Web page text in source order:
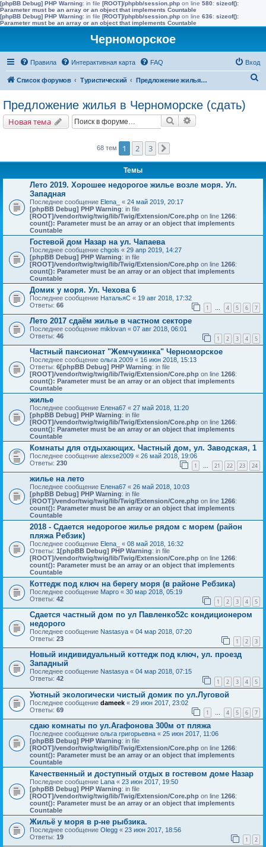
[phpBB Debug] PHP Warning: in file [ROOT]/phpbb/session.php on line 580: sizeof():
Parameter must be an array or an object that implements Countable
[phpBB Debug] PHP Warning: in file [ROOT]/phpbb/session.php on line 636: sizeof():
Parameter must be an array or an object that implements Countable
Черноморское
Правила Интерактивная карта FAQ Вход
Список форумов Туристический Предложение жилья в Черноморске (сдать)
Предложение жилья в Черноморске (сдать)
Новая тема Поиск
68 тем 1 2 3
Темы
Лето 2019. Хорошее недорогое жилье возле моря. Ул.
Западная
Последнее сообщение Elena_ « 24 май 2019, 20:17
[phpBB Debug] PHP Warning: in file
[ROOT]/vendor/twig/twig/lib/Twig/Extension/Core.php on line 1266:
count(): Parameter must be an array or an object that implements
Countable
Гостевой дом Назар на ул. Чапаева
Последнее сообщение chgols « 29 апр 2019, 14:27
[phpBB Debug] PHP Warning: in file
[ROOT]/vendor/twig/twig/lib/Twig/Extension/Core.php on line 1266:
count(): Parameter must be an array or an object that implements
Countable
Домик у моря. Ул. Чехова 6
Последнее сообщение НатальяС « 19 авг 2018, 17:32
Ответы: 66 1 … 4 5 6 7
Лето 2017 сдаём жилье в частном секторе
Последнее сообщение miklovan « 07 авг 2018, 06:01
Ответы: 46 1 2 3 4 5
Частный пансионат "Жемчужинка" Черноморское
Последнее сообщение ольга 2009 « 16 июн 2018, 15:13
Ответы: 6[phpBB Debug] PHP Warning: in file
[ROOT]/vendor/twig/twig/lib/Twig/Extension/Core.php on line 1266:
count(): Parameter must be an array or an object that implements
Countable
жилье
Последнее сообщение Елена67 « 27 май 2018, 11:20
[phpBB Debug] PHP Warning: in file
[ROOT]/vendor/twig/twig/lib/Twig/Extension/Core.php on line 1266:
count(): Parameter must be an array or an object that implements
Countable
Комнаты для отдыхающих. Частный дом, ул. Заводская, 1
Последнее сообщение alexse2009 « 26 май 2018, 19:06
Ответы: 230 1 … 21 22 23 24
жилье на лето
Последнее сообщение Елена67 « 26 май 2018, 10:03
[phpBB Debug] PHP Warning: in file
[ROOT]/vendor/twig/twig/lib/Twig/Extension/Core.php on line 1266:
count(): Parameter must be an array or an object that implements
Countable
2018 - Сдается недорогое жилье рядом с морем (район
пляжа Ребзик)
Последнее сообщение Elena_ « 08 май 2018, 16:32
Ответы: 1 [phpBB Debug] PHP Warning: in file
[ROOT]/vendor/twig/twig/lib/Twig/Extension/Core.php on line 1266:
count(): Parameter must be an array or an object that implements
Countable
Коттедж под ключ на берегу моря (в районе Ребзика)
Последнее сообщение Марго « 30 мар 2018, 05:19
Ответы: 42 1 2 3 4 5
Сдается частный дом по ул Павленко52с кондиционером
недорого
Последнее сообщение Nastasya « 04 мар 2018, 07:20
Ответы: 23 1 2 3
Новый индивидуальный коттедж под ключ, ул. проезд
Западный
Последнее сообщение Nastasya « 04 мар 2018, 07:15
Ответы: 42 1 2 3 4 5
Уютный экологически чистый домик по ул.Луговой
Последнее сообщение dameek « 29 июн 2017, 23:02
Ответы: 69 1 4 5 6 7
сдаю комнаты по ул.Агафонова 300м от пляжа
Последнее сообщение ольга григорьевна « 25 июн 2017, 11:06
[phpBB Debug] PHP Warning: in file
[ROOT]/vendor/twig/twig/lib/Twig/Extension/Core.php on line 1266:
count(): Parameter must be an array or an object that implements
Countable
Качественный и доступный отдых в гостевом доме Назар
Последнее сообщение Lana « 23 июн 2017, 19:50
[phpBB Debug] PHP Warning: in file
[ROOT]/vendor/twig/twig/lib/Twig/Extension/Core.php on line 1266:
count(): Parameter must be an array or an object that implements
Countable
Жильё у моря в р-не рыбзика.
Последнее сообщение Olegg « 23 июн 2017, 18:56
Ответы: 19 1 2